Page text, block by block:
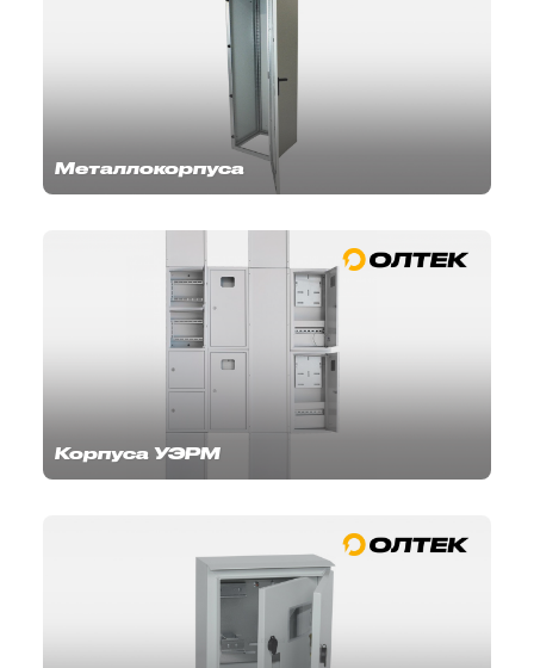
Металлокорпуса
Корпуса УЭРМ